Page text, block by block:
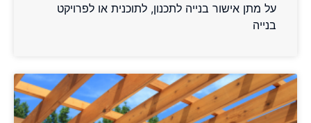
על מתן אישור בנייה לתכנון, לתוכנית או לפרויקט
בנייה